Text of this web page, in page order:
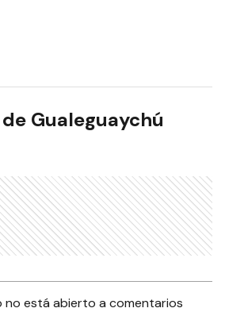
de Gualeguaychú
no está abierto a comentarios